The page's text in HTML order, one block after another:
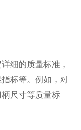
细的质量标准，
标等。例如，对
尺寸等质量标